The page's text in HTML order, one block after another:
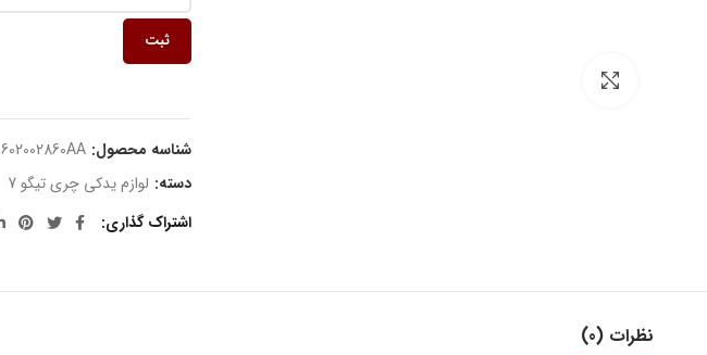
ثبت
شناسه محصول: 602002860AA
دسته: لوازم یدکی چری تیگو 7
اشتراک گذاری
نظرات (0)